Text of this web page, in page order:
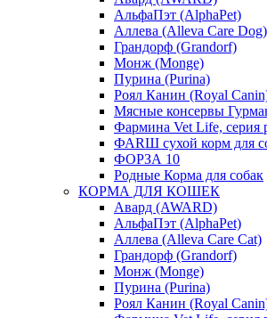
АльфаПэт (AlphaPet)
Аллева (Alleva Care Dog)
Грандорф (Grandorf)
Монж (Monge)
Пурина (Purina)
Роял Канин (Royal
Мясные консервы
Фармина Vet Life, серия
ФАRШ сухой корм для
ФОРЗА 10
Родные Корма для собак
КОРМА ДЛЯ КОШЕК
Авард (AWARD)
АльфаПэт (AlphaPet)
Аллева (Alleva Care Cat)
Грандорф (Grandorf)
Монж (Monge)
Пурина (Purina)
Роял Канин (Royal